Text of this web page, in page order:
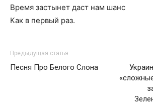
Время застынет даст нам шанс
Как в первый раз.
Предыдущая статья
Песня Про Белого Слона